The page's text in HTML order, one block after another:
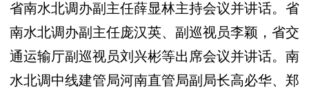
省南水北调办副主任薛显林主持会议并讲话。省
南水北调办副主任庞汉英、副巡视员李颖，省交
通运输厅副巡视员刘兴彬等出席会议并讲话。南
水北调中线建管局河南直管局副局长高必华、郑